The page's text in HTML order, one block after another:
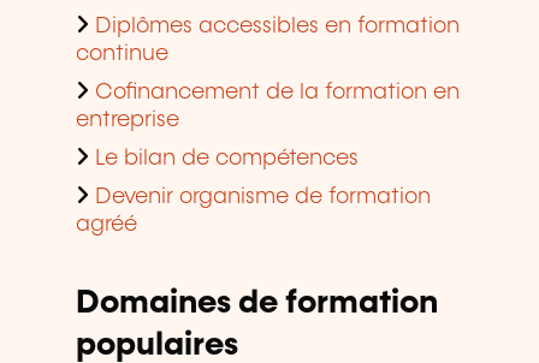
Diplômes accessibles en formation
continue
Cofinancement de la formation en
entreprise
Le bilan de compétences
Devenir organisme de formation
agréé
Domaines de formation
populaires